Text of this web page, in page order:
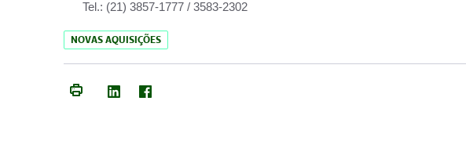
Tel.: (21) 3857-1777 / 3583-2302
NOVAS AQUISIÇÕES